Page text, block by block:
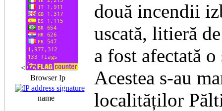
<
Browser Ip
name
două incendii
uscată, litieră
a fost afectată
Acestea s-au
localităților